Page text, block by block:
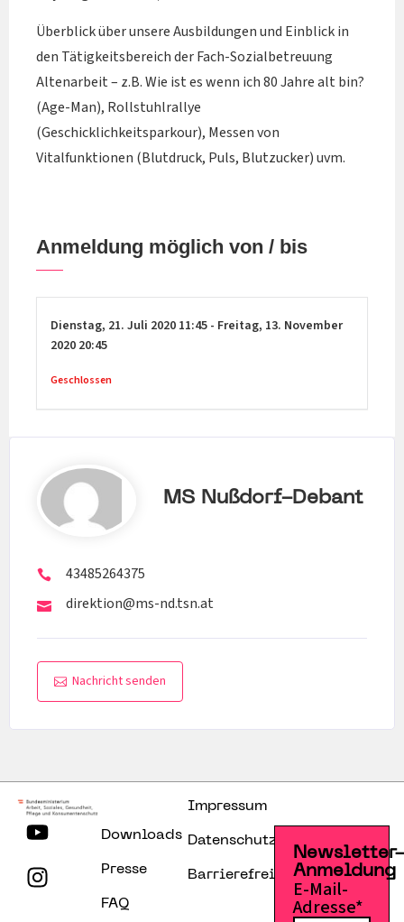
Überblick über unsere Ausbildungen und Einblick in
den Tätigkeitsbereich der Fach-Sozialbetreuung
Altenarbeit – z.B. Wie ist es wenn ich 80 Jahre alt bin?
(Age-Man), Rollstuhlrallye
(Geschicklichkeitsparkour), Messen von
Vitalfunktionen (Blutdruck, Puls, Blutzucker) uvm.
Anmeldung möglich von / bis
Dienstag, 21. Juli 2020 11:45 - Freitag, 13. November
2020 20:45
Geschlossen
MS Nußdorf-Debant
43485264375
direktion@ms-nd.tsn.at
Nachricht senden
Downloads
Presse
FAQ
Impressum
Datenschutzerklärung
Barrierefreiheitserklärung
Anmeldung
E-Mail-
Adresse*